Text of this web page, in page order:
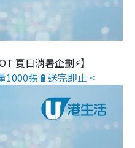
夏日消暑企劃⚡】
1000張🔋送完即止 <